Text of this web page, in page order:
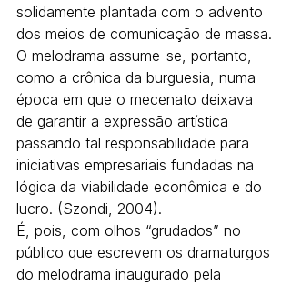
solidamente plantada com o advento
dos meios de comunicação de massa.
O melodrama assume-se, portanto,
como a crônica da burguesia, numa
época em que o mecenato deixava
de garantir a expressão artística
passando tal responsabilidade para
iniciativas empresariais fundadas na
lógica da viabilidade econômica e do
lucro. (Szondi, 2004).
É, pois, com olhos “grudados” no
público que escrevem os dramaturgos
do melodrama inaugurado pela